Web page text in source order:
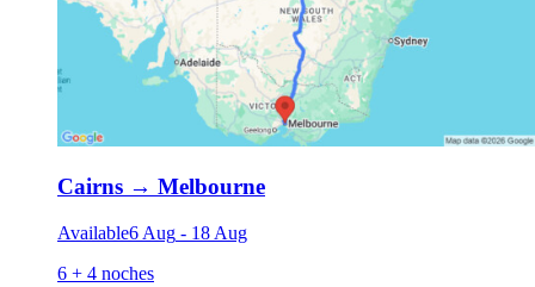
Cairns → Melbourne
Available6 Aug - 18 Aug
6 + 4 noches